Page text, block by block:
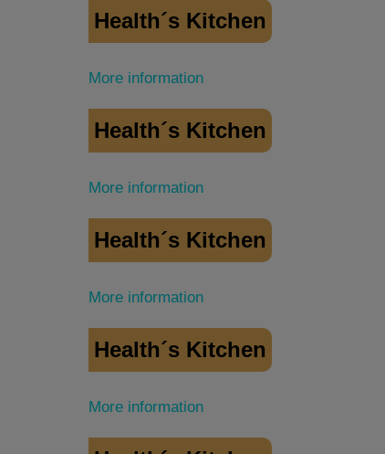
Health´s Kitchen
More information
Health´s Kitchen
More information
Health´s Kitchen
More information
Health´s Kitchen
More information